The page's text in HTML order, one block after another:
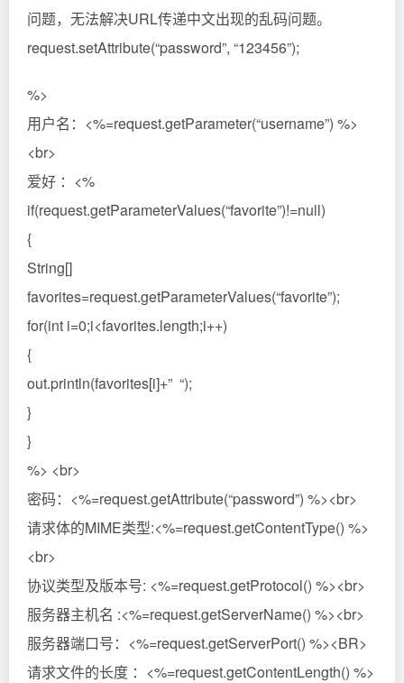
问题，无法解决URL传递中文出现的乱码问题。
request.setAttribute(“password”, “123456”);
%>
用户名：<%=request.getParameter(“username”) %>
<br>
爱好 ：<%
if(request.getParameterValues(“favorite”)!=null)
{
String[]
favorites=request.getParameterValues(“favorite”);
for(int i=0;i<favorites.length;i++)
{
out.println(favorites[i]+” “);
}
}
%> <br>
密码：<%=request.getAttribute(“password”) %><br>
请求体的MIME类型:<%=request.getContentType() %>
<br>
协议类型及版本号: <%=request.getProtocol() %><br>
服务器主机名 :<%=request.getServerName() %><br>
服务器端口号：<%=request.getServerPort() %><BR>
请求文件的长度 ：<%=request.getContentLength() %>